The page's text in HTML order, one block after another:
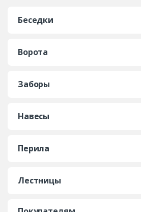
Беседки
Ворота
Заборы
Навесы
Перила
Лестницы